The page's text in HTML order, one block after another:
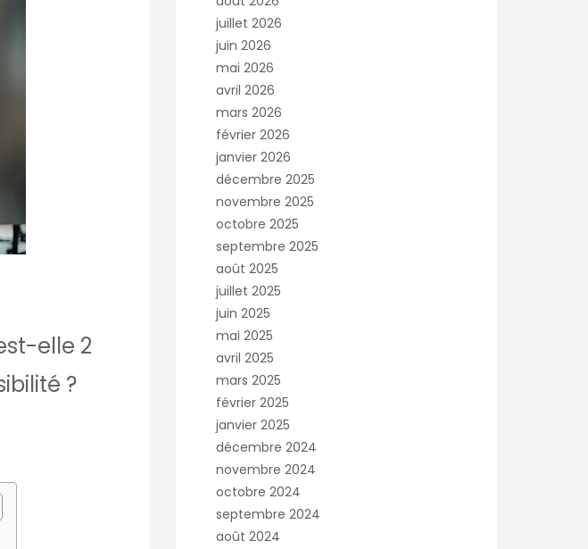
elle 2
?
juillet 2026
juin 2026
mai 2026
avril 2026
mars 2026
février 2026
janvier 2026
décembre 2025
novembre 2025
octobre 2025
septembre 2025
août 2025
juillet 2025
juin 2025
mai 2025
avril 2025
mars 2025
février 2025
janvier 2025
décembre 2024
novembre 2024
octobre 2024
septembre 2024
août 2024